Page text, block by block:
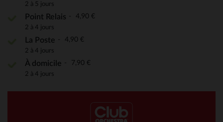
2 à 5 jours
Point Relais 4,90 €
2 à 4 jours
La Poste 4,90 €
2 à 4 jours
À domicile 7,90 €
2 à 4 jours